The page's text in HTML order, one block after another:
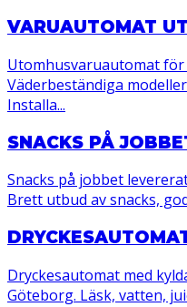
VARUAUTOMAT
Utomhusvaruautomat för
Väderbeständiga
Installa...
SNACKS PÅ
Snacks på jobbet
Brett utbud av snacks,
Dryckesautomat med
Göteborg. Läsk, vatten,